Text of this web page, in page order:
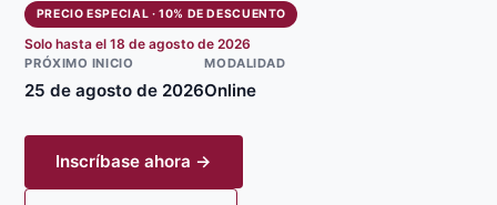
PRECIO ESPECIAL · 10% DE DESCUENTO
Solo hasta el18 de agosto de 2026
PRÓXIMO INICIO
25 de agosto de 2026
MODALIDAD
Online
Inscríbase ahora →